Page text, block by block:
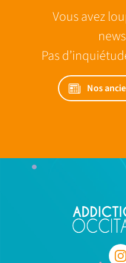
Vous avez
Pas
Nos